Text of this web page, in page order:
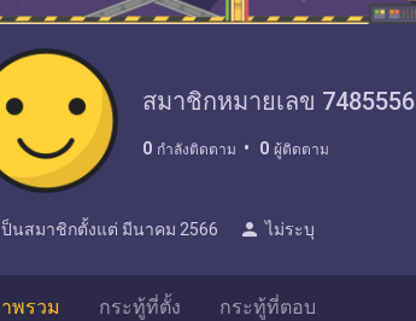
สมาชิกหมายเลข 7485556
0 กำลังติดตาม 0 ผู้ติดตาม
ป็นสมาชิกตั้งแต่ มีนาคม 2566 person ไม่ระบุ
พรวม กระทู้ที่ตั้ง กระทู้ที่ตอบ